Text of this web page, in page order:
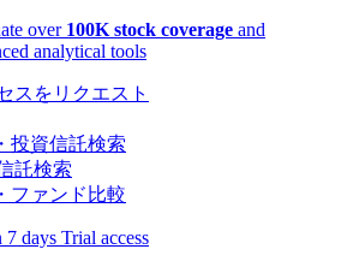
over 100K stock coverage and
analytical tools
スをリクエスト
投資信託検索
託検索
ファンド比較
7 days Trial access